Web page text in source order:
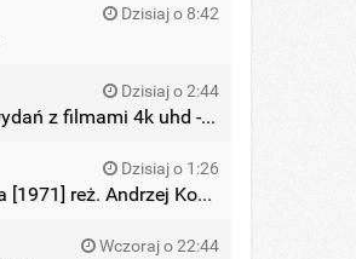
Dzisiaj o 8:42
Dzisiaj o 2:44
Zapowiedzi wydań z filmami 4k uhd - zagraniczne wydania
Dzisiaj o 1:26
Hydrozagadka [1971] reż. Andrzej Kondratiuk
Wczoraj o 22:44